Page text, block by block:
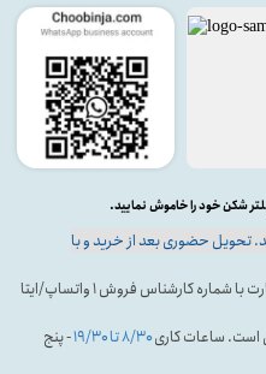
تحویل حضوری بعد از خرید و با
در صورت نیاز به پیش فاکتور و پرداخت کارت به کارت با شماره کارشناس فروش ۱ واتساپ/ایتا
است. ساعات کاری۸/۳۰ تا ۱۹/۳۰
- پنج
شکن خود را خاموش نمایید.